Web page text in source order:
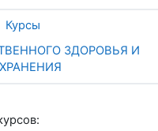
Курсы
ЗДОРОВЬЯ И